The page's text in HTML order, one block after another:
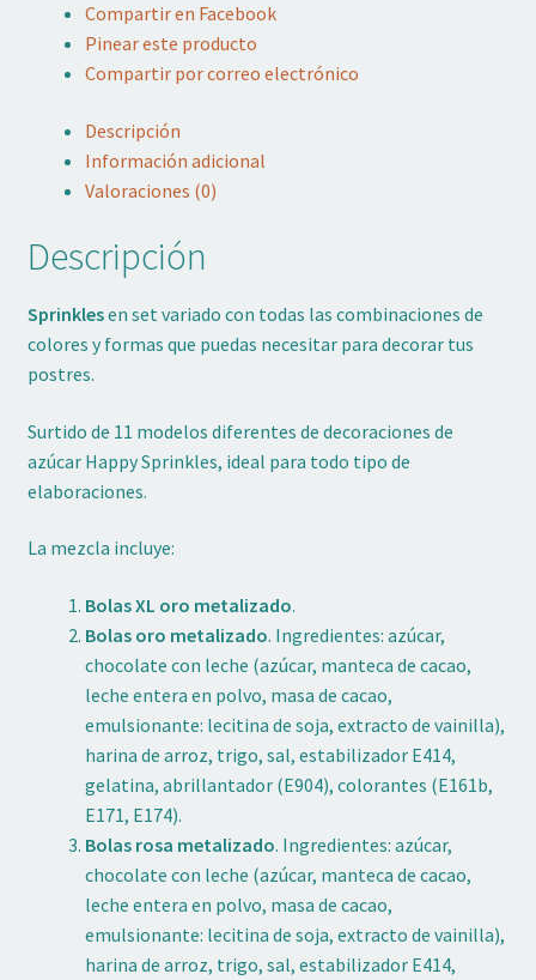
Compartir en Facebook
Pinear este producto
Compartir por correo electrónico
Descripción
Información adicional
Valoraciones (0)
Descripción
Sprinklesen set variado con todas las combinaciones de
colores y formas que puedas necesitar para decorar tus
postres.
Surtido de 11 modelos diferentes de decoraciones de
azúcar Happy Sprinkles, ideal para todo tipo de
elaboraciones.
La mezcla incluye:
Bolas XL oro metalizado.
Bolas oro metalizado. Ingredientes: azúcar,
chocolate con leche (azúcar, manteca de cacao,
leche entera en polvo, masa de cacao,
emulsionante: lecitina de soja, extracto de vainilla),
harina de arroz, trigo, sal, estabilizador E414,
gelatina, abrillantador (E904), colorantes (E161b,
E171, E174).
Bolas rosa metalizado. Ingredientes: azúcar,
chocolate con leche (azúcar, manteca de cacao,
leche entera en polvo, masa de cacao,
emulsionante: lecitina de soja, extracto de vainilla),
harina de arroz, trigo, sal, estabilizador E414,